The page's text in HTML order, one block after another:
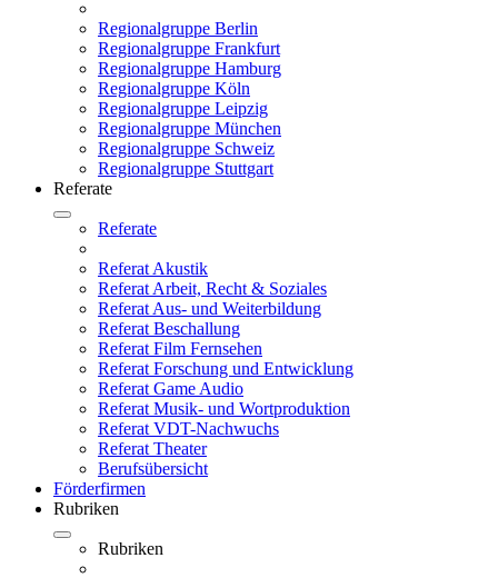
Regionalgruppe Berlin
Regionalgruppe Frankfurt
Regionalgruppe Hamburg
Regionalgruppe Köln
Regionalgruppe Leipzig
Regionalgruppe München
Regionalgruppe Schweiz
Regionalgruppe Stuttgart
Referate
Referate
Referat Akustik
Referat Arbeit, Recht & Soziales
Referat Aus- und Weiterbildung
Referat Beschallung
Referat Film Fernsehen
Referat Forschung und Entwicklung
Referat Game Audio
Referat Musik- und Wortproduktion
Referat VDT-Nachwuchs
Referat Theater
Berufsübersicht
Förderfirmen
Rubriken
Rubriken